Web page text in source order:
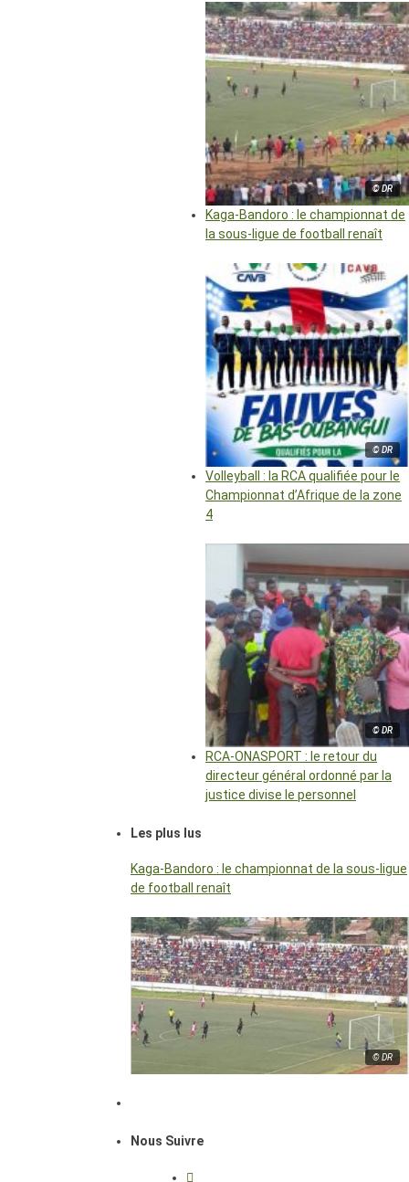
© DR
Kaga-Bandoro : le championnat de
la sous-ligue de football renaît
© DR
Volleyball : la RCA qualifiée pour le
Championnat d’Afrique de la zone
4
© DR
RCA-ONASPORT : le retour du
directeur général ordonné par la
justice divise le personnel
Les plus lus
Kaga-Bandoro : le championnat de la sous-ligue
de football renaît
© DR
Nous Suivre